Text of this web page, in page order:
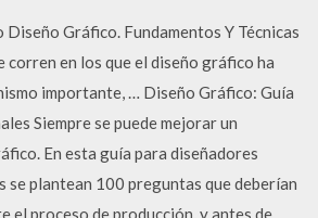
Gráfico. Fundamentos Y Técnicas
corren en los que el diseño gráfico ha
importante, … Diseño Gráfico: Guía
Siempre se puede mejorar un
En esta guía para diseñadores
plantean 100 preguntas que deberían
el proceso de producción, y antes de